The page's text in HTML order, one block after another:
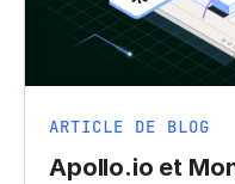
ARTICLE DE BLOG
Apollo.io et